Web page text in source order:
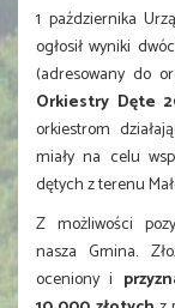
1 października
ogłosił wyniki
(adresowany do
Orkiestry Dęte
orkiestrom
miały na celu
dętych z terenu
Z możliwości
nasza Gmina.
oceniony i